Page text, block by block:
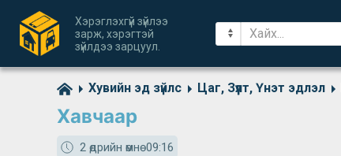
Хэрэглэхгүй зүйлээ
зарж, хэрэгтэй
зүйлдээ зарцуул.
Хувийн эд зүйлс Цаг, Зүүлт, Үнэт эдлэл
Хавчаар
2 өдрийн өмнө09:16